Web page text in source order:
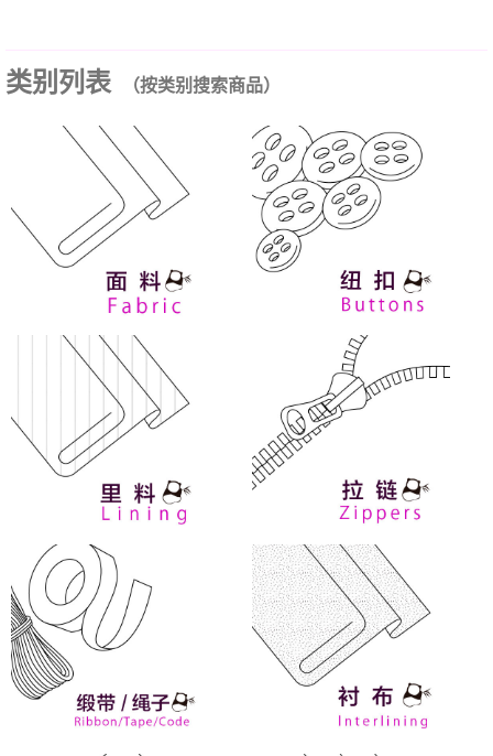
类别列表 （按类别搜索商品）